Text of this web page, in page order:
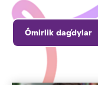
Ómirlik daǵdylar